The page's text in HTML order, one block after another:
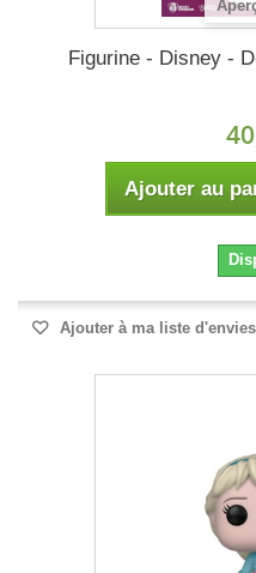
Figurine - Disney -
Ajouter au
Ajouter à ma liste d'envies